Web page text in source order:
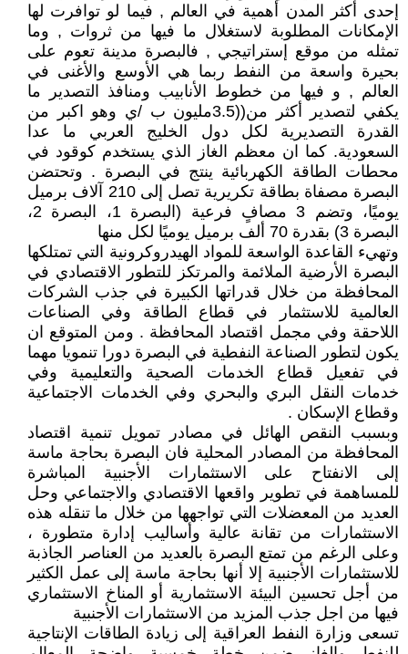
إحدى أكثر المدن أهمية في العالم , فيما لو توافرت لها
الإمكانات المطلوبة لاستغلال ما فيها من ثروات , وما
تمثله من موقع إستراتيجي , فالبصرة مدينة تعوم على
بحيرة واسعة من النفط ربما هي الأوسع والأغنى في
العالم , و فيها من خطوط الأنابيب ومنافذ التصدير ما
يكفي لتصدير أكثر من((3.5مليون ب /ي وهو اكبر من
القدرة التصديرية لكل دول الخليج العربي ما عدا
السعودية. كما ان معظم الغاز الذي يستخدم كوقود في
محطات الطاقة الكهربائية ينتج في البصرة . وتحتضن
البصرة مصفاة بطاقة تكريرية تصل إلى 210 آلاف برميل
يوميًا، وتضم 3 مصافٍ فرعية (البصرة 1، البصرة 2،
البصرة 3) بقدرة 70 ألف برميل يوميًا لكل منها
وتهيء القاعدة الواسعة للمواد الهيدروكرونية التي تمتلكها
البصرة الأرضية الملائمة والمرتكز للتطور الاقتصادي في
المحافظة من خلال قدراتها الكبيرة في جذب الشركات
العالمية للاستثمار في قطاع الطاقة وفي الصناعات
اللاحقة وفي مجمل اقتصاد المحافظة . ومن المتوقع ان
يكون لتطور الصناعة النفطية في البصرة دورا تنمويا مهما
في تفعيل قطاع الخدمات الصحية والتعليمية وفي
خدمات النقل البري والبحري وفي الخدمات الاجتماعية
وقطاع الإسكان .
وبسبب النقص الهائل في مصادر تمويل تنمية اقتصاد
المحافظة من المصادر المحلية فان البصرة بحاجة ماسة
إلى الانفتاح على الاستثمارات الأجنبية المباشرة
للمساهمة في تطوير واقعها الاقتصادي والاجتماعي وحل
العديد من المعضلات التي تواجهها من خلال ما تنقله هذه
الاستثمارات من تقانة عالية وأساليب إدارة متطورة ،
وعلى الرغم من تمتع البصرة بالعديد من العناصر الجاذبة
للاستثمارات الأجنبية إلا أنها بحاجة ماسة إلى عمل الكثير
من أجل تحسين البيئة الاستثمارية أو المناخ الاستثماري
فيها من اجل جذب المزيد من الاستثمارات الأجنبية
تسعى وزارة النفط العراقية إلى زيادة الطاقات الإنتاجية